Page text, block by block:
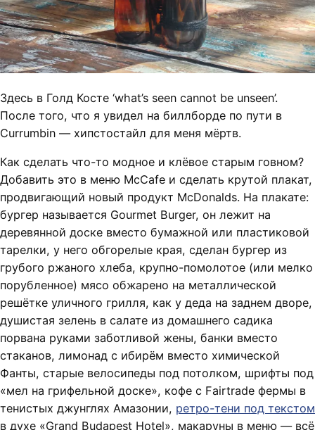
Здесь в Голд Косте ‘what’s seen cannot be unseen’.
После того, что я увидел на биллборде по пути в
Currumbin — хипстостайл для меня мёртв.
Как сделать что-то модное и клёвое старым говном?
Добавить это в меню McCafe и сделать крутой плакат,
продвигающий новый продукт McDonalds. На плакате:
бургер называется Gourmet Burger, он лежит на
деревянной доске вместо бумажной или пластиковой
тарелки, у него обгорелые края, сделан бургер из
грубого ржаного хлеба, крупно-помолотое (или мелко
порубленное) мясо обжарено на металлической
решётке уличного грилля, как у деда на заднем дворе,
душистая зелень в салате из домашнего садика
порвана руками заботливой жены, банки вместо
стаканов, лимонад с ибирём вместо химической
Фанты, старые велосипеды под потолком, шрифты под
«мел на грифельной доске», кофе с Fairtrade фермы в
тенистых джунглях Амазонии, ретро-тени под текстом
в духе «Grand Budapest Hotel», макаруны в меню — всё